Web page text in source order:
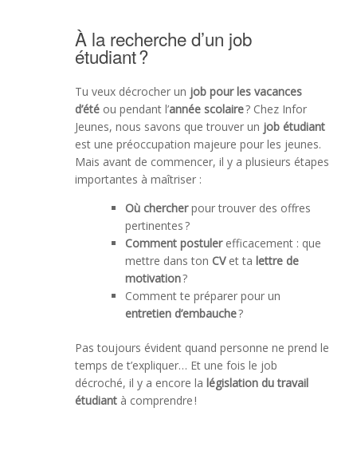
À la recherche d’un job
étudiant ?
Tu veux décrocher un job pour les vacances
d’étéou pendant l’année scolaire? Chez Infor
Jeunes, nous savons que trouver un job étudiant
est une préoccupation majeure pour les jeunes.
Mais avant de commencer, il y a plusieurs étapes
importantes à maîtriser :
Où chercherpour trouver des offres
pertinentes ?
Comment postulerefficacement : que
mettre dans ton CVet ta lettre de
motivation?
Comment te préparer pour un
entretien d’embauche?
Pas toujours évident quand personne ne prend le
temps de t’expliquer… Et une fois le job
décroché, il y a encore la législation du travail
étudiantà comprendre !